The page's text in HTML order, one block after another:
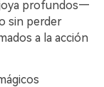
profundos—
sin perder
a la acción